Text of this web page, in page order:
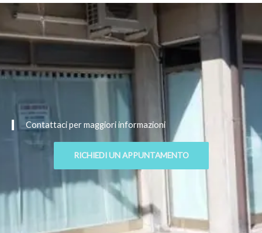
Contattaci per maggiori informazioni
RICHIEDI UN APPUNTAMENTO